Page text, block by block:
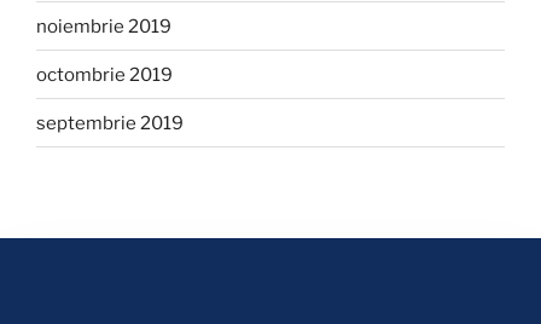
noiembrie 2019
octombrie 2019
septembrie 2019